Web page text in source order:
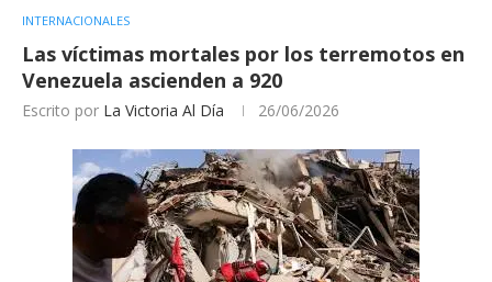
INTERNACIONALES
Las víctimas mortales por los terremotos en
Venezuela ascienden a 920
Escrito por La Victoria Al Día 26/06/2026